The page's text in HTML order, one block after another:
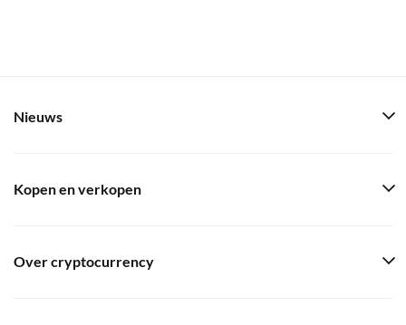
Nieuws
Kopen en verkopen
Over cryptocurrency